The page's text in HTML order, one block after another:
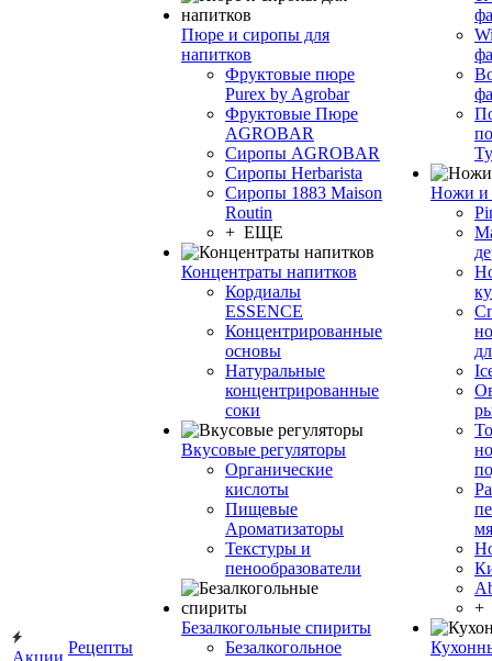
Акции
Рецепты
Пюре и сиропы для
напитков
Фруктовые пюре
Purex by Agrobar
Фруктовые Пюре
AGROBAR
Сиропы AGROBAR
Сиропы Herbarista
Сиропы 1883 Maison
Routin
+ ЕЩЕ
Концентраты напитков
Кордиалы
ESSENCE
Концентрированные
основы
Натуральные
концентрированные
соки
Вкусовые регуляторы
Органические
кислоты
Пищевые
Ароматизаторы
Текстуры и
пенообразователи
Безалкогольные спириты
Безалкогольное
Ножи и
+